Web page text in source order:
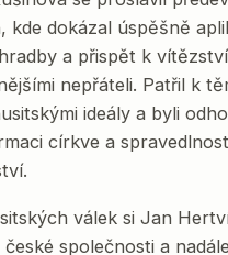
kde dokázal úspěšně
a přispět k
nepřáteli. Patřil k
ideály a byli
církve a
válek si Jan
společnosti a